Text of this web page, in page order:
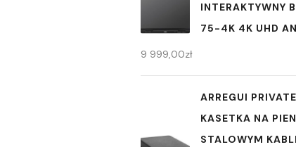
INTERAKTYWNY
75-4K 4K UHD
9 999,00zł
ARREGUI
KASETKA NA
STALOWYM